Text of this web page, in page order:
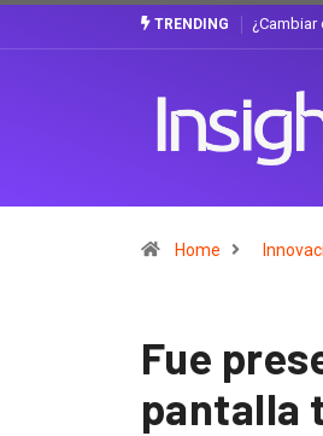
TRENDING Gabriela
Home
Fue
pantalla